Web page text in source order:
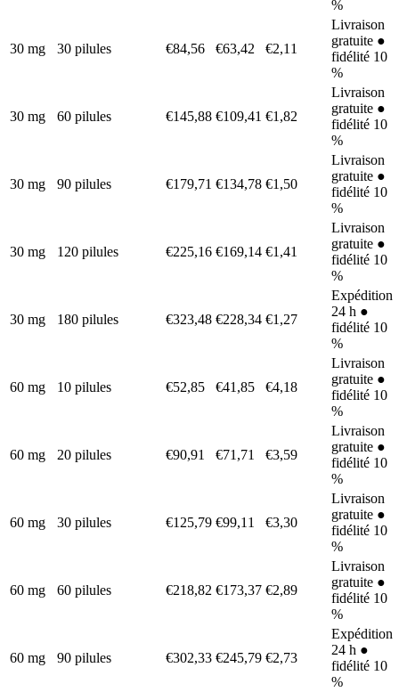
%
30 mg 30 pilules €84,56 €63,42 €2,11
Livraison
gratuite ●
fidélité 10
%
30 mg 60 pilules €145,88 €109,41 €1,82
Livraison
gratuite ●
fidélité 10
%
30 mg 90 pilules €179,71 €134,78 €1,50
Livraison
gratuite ●
fidélité 10
%
30 mg 120 pilules €225,16 €169,14 €1,41
Livraison
gratuite ●
fidélité 10
%
30 mg 180 pilules €323,48 €228,34 €1,27
Expédition
24 h ●
fidélité 10
%
60 mg 10 pilules €52,85 €41,85 €4,18
Livraison
gratuite ●
fidélité 10
%
60 mg 20 pilules €90,91 €71,71 €3,59
Livraison
gratuite ●
fidélité 10
%
60 mg 30 pilules €125,79 €99,11 €3,30
Livraison
gratuite ●
fidélité 10
%
60 mg 60 pilules €218,82 €173,37 €2,89
Livraison
gratuite ●
fidélité 10
%
60 mg 90 pilules €302,33 €245,79 €2,73
Expédition
24 h ●
fidélité 10
%